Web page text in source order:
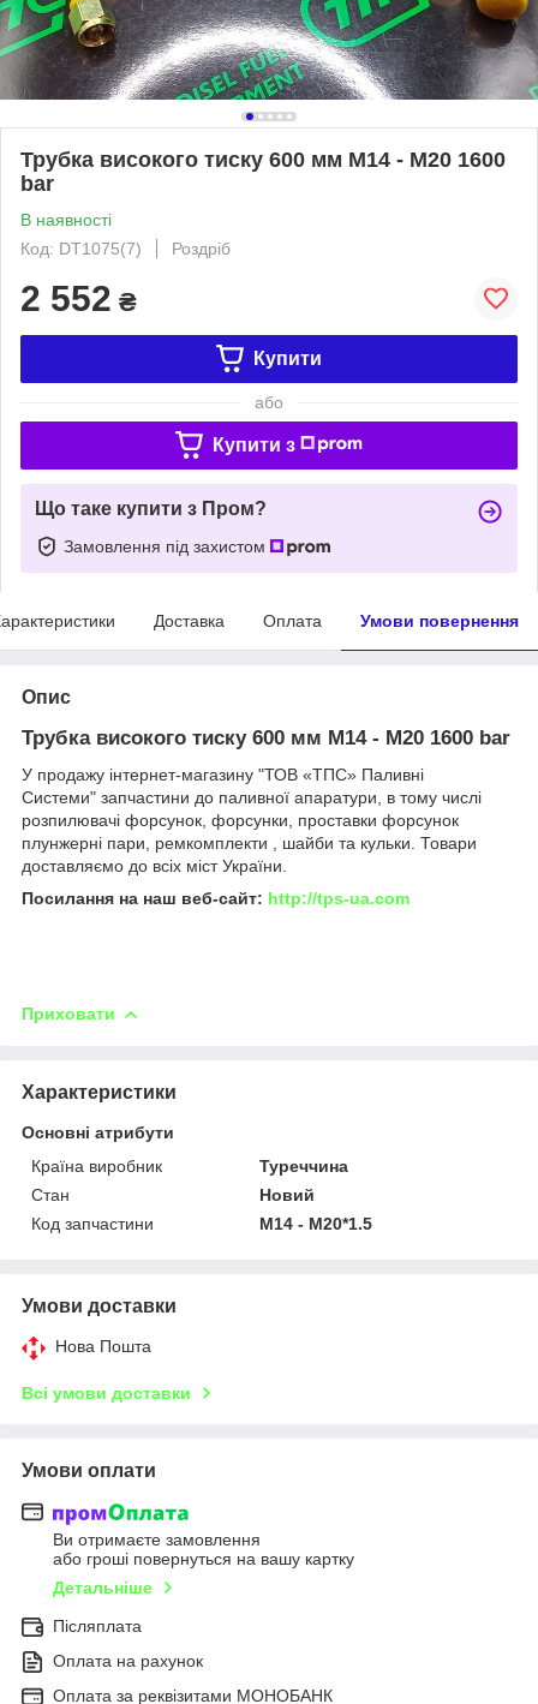
Трубка високого тиску 600 мм М14 - М20 1600
bar
В наявності
Код: DT1075(7)
Роздріб
2 552 ₴
Купити
або
Купити з
Що таке купити з Пром?
Замовлення під захистом
Доставка Оплата Умови повернення
Опис
Трубка високого тиску 600 мм М14 - М20 1600 bar
У продажу інтернет-магазину "ТОВ «ТПС» Паливні
Системи" запчастини до паливної апаратури, в тому числі
розпилювачі форсунок, форсунки, проставки форсунок
плунжерні пари, ремкомплекти , шайби та кульки. Товари
доставляємо до всіх міст України.
Посилання на наш веб-сайт: http://tps-ua.com
Приховати
Характеристики
Основні атрибути
Країна виробник
Туреччина
Стан
Новий
Код запчастини
М14 - М20*1.5
Умови доставки
Нова Пошта
Всі умови доставки
Умови оплати
Ви отримаєте замовлення
або гроші повернуться на вашу картку
Детальніше
Післяплата
Оплата на рахунок
Оплата за реквізитами МОНОБАНК